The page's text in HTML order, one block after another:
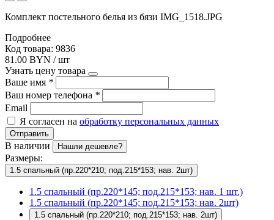
Комплект постельного белья из бязи IMG_1518.JPG
Подробнее
Код товара: 9836
81.00 BYN / шт
Узнать цену товара
Ваше имя *
Ваш номер телефона *
Email
Я согласен на обработку персональных данных
Отправить
В наличии Нашли дешевле?
Размеры:
1.5 спальный (пр.220*210; под.215*153; нав. 2шт)
1.5 спальный (пр.220*145; под.215*153; нав. 1 шт.)
1.5 спальный (пр.220*145; под.215*153; нав. 2шт)
1.5 спальный (пр.220*210; под.215*153; нав. 2шт)